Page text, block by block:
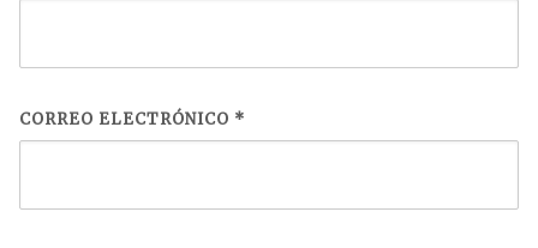
CORREO ELECTRÓNICO *